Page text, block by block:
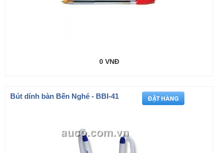
0 VNĐ
Bút dính bàn Bến Nghé - BBI-41